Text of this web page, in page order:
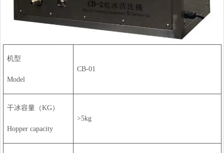
机型
Model
CB-01
干冰容量（KG）
Hopper capacity
>5kg